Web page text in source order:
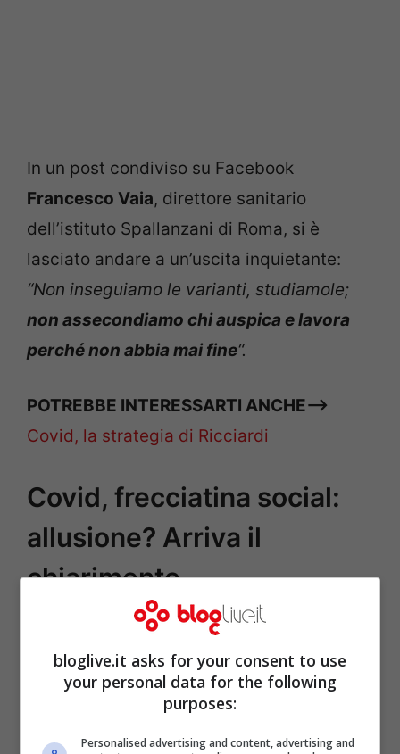
In un post condiviso su Facebook
Francesco Vaia, direttore sanitario
dell’istituto Spallanzani di Roma, si è
lasciato andare a un’uscita inquietante:
“Non inseguiamo le varianti, studiamole;
non assecondiamo chi auspica e lavora
perché non abbia mai fine“.
POTREBBE INTERESSARTI ANCHE–>
Covid, la strategia di Ricciardi
Covid, frecciatina social:
allusione? Arriva il
chiarimento
Gran Bretagna primo Stato ad
aumentare le tasse per il Covid
bloglive.it asks for your consent to use
your personal data for the following
purposes:
Personalised advertising and content, advertising and